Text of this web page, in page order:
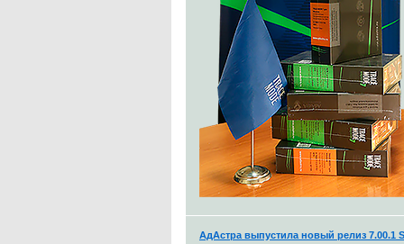
АдАстра выпустила новый релиз 7.00.1